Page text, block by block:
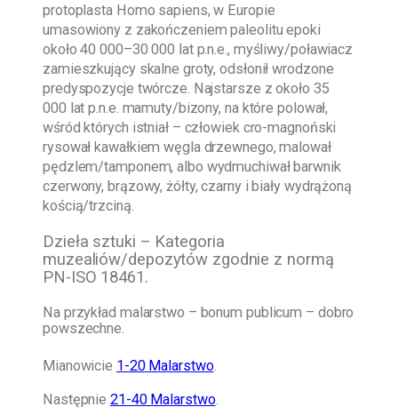
protoplasta Homo sapiens, w Europie
umasowiony z zakończeniem paleolitu epoki
około 40 000–30 000 lat p.n.e., myśliwy/poławiacz
zamieszkujący skalne groty, odsłonił wrodzone
predyspozycje twórcze. Najstarsze z około 35
000 lat p.n.e. mamuty/bizony, na które polował,
wśród których istniał – człowiek cro-magnoński
rysował kawałkiem węgla drzewnego, malował
pędzlem/tamponem, albo wydmuchiwał barwnik
czerwony, brązowy, żółty, czarny i biały wydrążoną
kością/trzciną.
Dzieła sztuki – Kategoria
muzealiów/depozytów zgodnie z normą
PN-ISO 18461.
Na przykład malarstwo – bonum publicum – dobro
powszechne.
Mianowicie 1-20 Malarstwo.
Następnie 21-40 Malarstwo.